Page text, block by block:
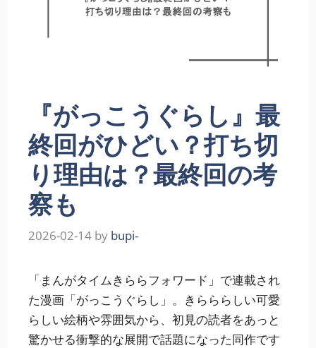
『がっこうぐらし』最
終回がひどい？打ち切
り理由は？最終回の考
察も
2026-02-14 by bupi-
「まんがタイムきららフォワード」で連載され
た漫画「がっこうぐらし」。きらららしい可愛
らしい絵柄や雰囲気から、初見の読者をあっと
驚かせる衝撃的な展開で話題になった同作です